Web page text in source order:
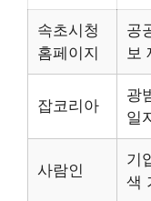
속초시청
홈페이지
공
보
잡코리아
광
일
사람인
기
색